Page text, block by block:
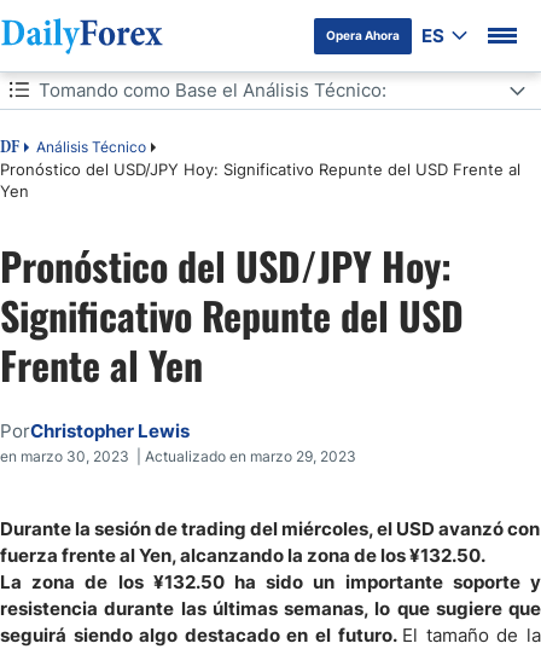
Opera Ahora ES
Tabla de contenidos
DF Análisis Técnico
Pronóstico del USD/JPY Hoy: Significativo Repunte del USD Frente al
Yen
Tomando como Base el Análisis Técnico:
Tomando como Base el Análisis Técnico:
Pronóstico del USD/JPY Hoy:
Significativo Repunte del USD
Frente al Yen
PorChristopher Lewis
en marzo 30, 2023 | Actualizado en marzo 29, 2023
Durante la sesión de trading del miércoles, el USD avanzó con
fuerza frente al Yen, alcanzando la zona de los ¥132.50.
La zona de los ¥132.50 ha sido un importante soporte y
resistencia durante las últimas semanas, lo que sugiere que
seguirá siendo algo destacado en el futuro. El tamaño de la